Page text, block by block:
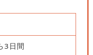
3日間